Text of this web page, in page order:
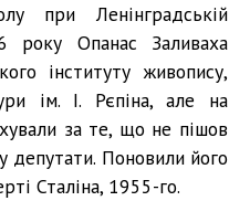
при Ленінградській
року Опанас Заливаха
інституту живопису,
ім. І. Рєпіна, але на
за те, що не пішов
депутати. Поновили його
Сталіна, 1955-го.